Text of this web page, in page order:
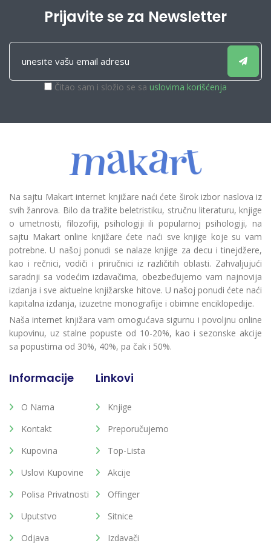
Prijavite se za Newsletter
Čitao sam i složio se sa uslovima korišćenja
Na sajtu Makart internet knjižare naći ćete širok izbor naslova iz
svih žanrova. Bilo da tražite beletristiku, stručnu literaturu, knjige
o umetnosti, filozofiji, psihologiji ili popularnoj psihologiji, na
sajtu Makart online knjižare ćete naći sve knjige koje su vam
potrebne. U našoj ponudi se nalaze knjige za decu i tinejdžere,
kao i rečnici, vodiči i priručnici iz različitih oblasti. Zahvaljujući
saradnji sa vodećim izdavačima, obezbeđujemo vam najnovija
izdanja i sve aktuelne knjižarske hitove. U našoj ponudi ćete naći
kapitalna izdanja, izuzetne monografije i obimne enciklopedije.
Naša internet knjižara vam omogućava sigurnu i povoljnu online
kupovinu, uz stalne popuste od 10-20%, kao i sezonske akcije
sa popustima od 30%, 40%, pa čak i 50%.
Informacije
O Nama
Kontakt
Kupovina
Uslovi Kupovine
Polisa Privatnosti
Uputstvo
Odjava
Linkovi
Knjige
Preporučujemo
Top-Lista
Akcije
Offinger
Sitnice
Izdavači